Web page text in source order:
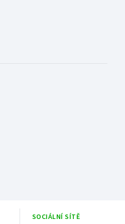
SOCIÁLNÍ SÍTĚ